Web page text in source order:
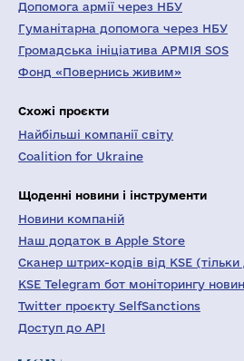
Допомога армії через НБУ
Гуманітарна допомога через НБУ
Громадська ініціатива АРМІЯ SOS
Фонд «Повернись живим»
Схожі проєкти
Найбільші компанії світу
Coalition for Ukraine
Щоденні новини і інструменти
Новини компаній
Наш додаток в Apple Store
Сканер штрих-кодів від KSE
KSE Telegram бот моніторингу новин
Twitter проєкту SelfSanctions
Доступ до API